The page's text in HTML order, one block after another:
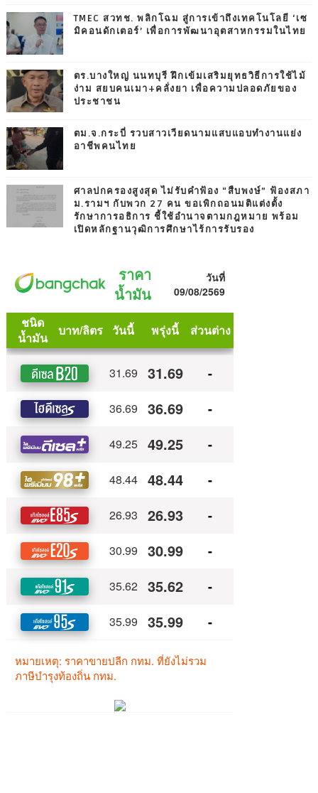
TMEC สวทช. พลิกโฉม สู่การเข้าถึงเทคโนโลยี ‘เซ
มิคอนดักเตอร์’ เพื่อการพัฒนาอุตสาหกรรมในไทย
ตร.บางใหญ่ นนทบุรี ฝึกเข้มเสริมยุทธวิธีการใช้ไม้
ง่าม สยบคนเมา+คลั่งยา เพื่อความปลอดภัยของ
ประชาชน
ตม.จ.กระบี่ รวบสาวเวียดนามแสบแอบทำงานแย่ง
อาชีพคนไทย
ศาลปกครองสูงสุด ไม่รับคำฟ้อง “สืบพงษ์” ฟ้องสภา
ม.รามฯ กับพวก 27 คน ขอเพิกถอนมติแต่งตั้ง
รักษาการอธิการ ชี้ใช้อำนาจตามกฎหมาย พร้อม
เปิดหลักฐานวุฒิการศึกษาไร้การรับรอง